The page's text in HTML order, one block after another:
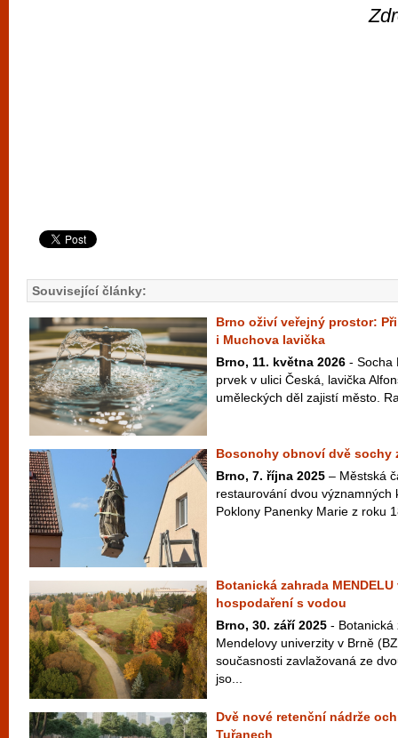
Související články:
Brno oživí veřejný prostor:
i Muchova lavička
Brno, 11. května 2026 - Socha
prvek v ulici Česká, lavička
uměleckých děl zajistí město.
Bosonohy obnoví dvě sochy
Brno, 7. října 2025 – Městská
restaurování dvou významných
Poklony Panenky Marie z roku
Botanická zahrada
hospodaření s vodou
Brno, 30. září 2025 - Botanická
Mendelovy univerzity v Brně
současnosti zavlažovaná ze
jso...
Dvě nové retenční nádrže
Tuřanech